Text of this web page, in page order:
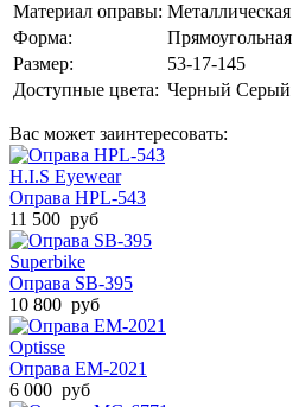
Материал оправы: Металлическая
Форма:
Прямоугольная
Размер:
53-17-145
Доступные цвета: Черный Серый
Вас может заинтересовать:
H.I.S Eyewear
Оправа HPL-543
11 500 руб
Superbike
Оправа SB-395
10 800 руб
Optisse
Оправа EM-2021
6 000 руб